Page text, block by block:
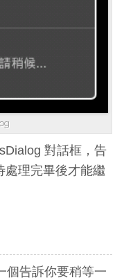
對話框，告
處理完畢後才能繼
個告訴你要稍等一